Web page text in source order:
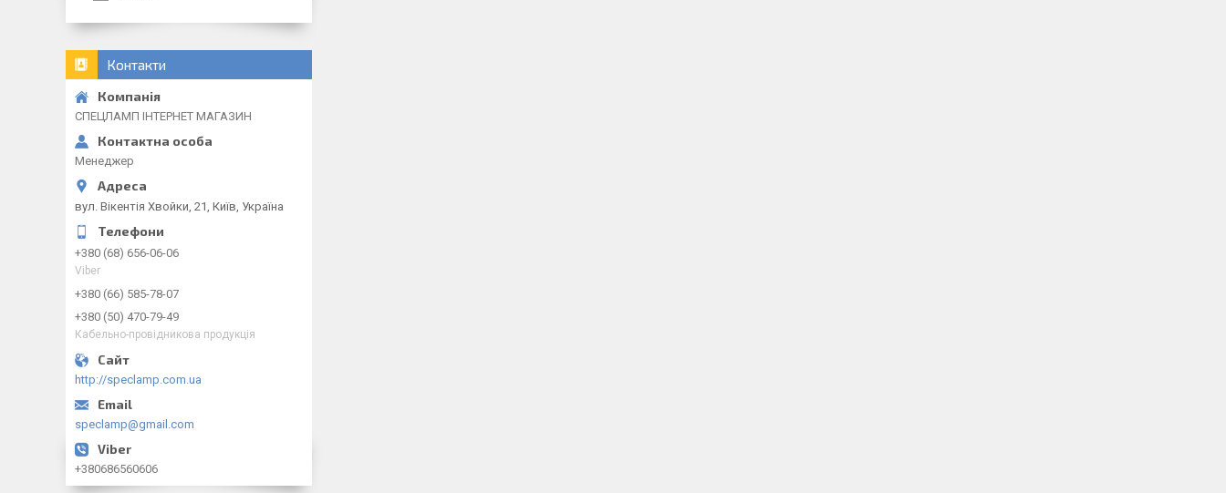
Контакти
СПЕЦЛАМП ІНТЕРНЕТ МАГАЗИН
Менеджер
вул. Вікентія Хвойки, 21, Київ, Україна
+380 (68) 656-06-06
Viber
+380 (66) 585-78-07
+380 (50) 470-79-49
Кабельно-провідникова продукція
http://speclamp.com.ua
speclamp@gmail.com
+380686560606